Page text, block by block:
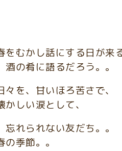
をむかし話にする日が来
の肴に語るだろう。。
を、甘いほろ苦さで、
しい涙として、
れられない友だち。。
季節。。